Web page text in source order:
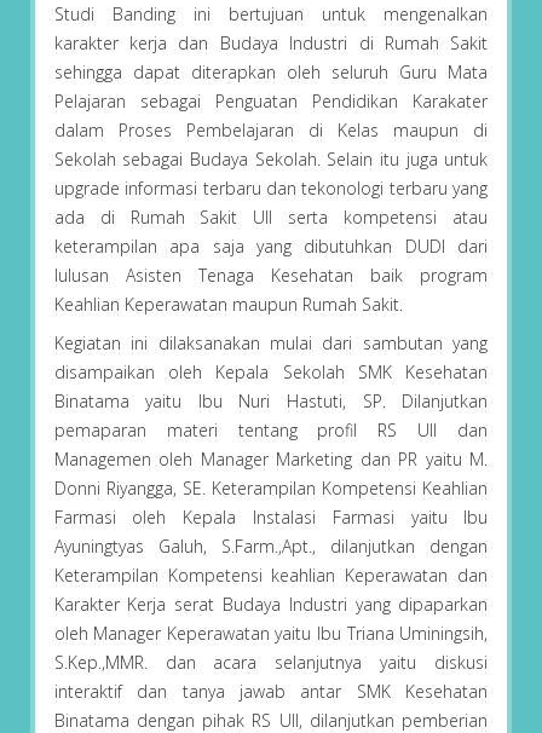
Studi Banding ini bertujuan untuk mengenalkan
karakter kerja dan Budaya Industri di Rumah Sakit
sehingga dapat diterapkan oleh seluruh Guru Mata
Pelajaran sebagai Penguatan Pendidikan Karakater
dalam Proses Pembelajaran di Kelas maupun di
Sekolah sebagai Budaya Sekolah. Selain itu juga untuk
upgrade informasi terbaru dan tekonologi terbaru yang
ada di Rumah Sakit UII serta kompetensi atau
keterampilan apa saja yang dibutuhkan DUDI dari
lulusan Asisten Tenaga Kesehatan baik program
Keahlian Keperawatan maupun Rumah Sakit.
Kegiatan ini dilaksanakan mulai dari sambutan yang
disampaikan oleh Kepala Sekolah SMK Kesehatan
Binatama yaitu Ibu Nuri Hastuti, SP. Dilanjutkan
pemaparan materi tentang profil RS UII dan
Managemen oleh Manager Marketing dan PR yaitu M.
Donni Riyangga, SE. Keterampilan Kompetensi Keahlian
Farmasi oleh Kepala Instalasi Farmasi yaitu Ibu
Ayuningtyas Galuh, S.Farm.,Apt., dilanjutkan dengan
Keterampilan Kompetensi keahlian Keperawatan dan
Karakter Kerja serat Budaya Industri yang dipaparkan
oleh Manager Keperawatan yaitu Ibu Triana Uminingsih,
S.Kep.,MMR. dan acara selanjutnya yaitu diskusi
interaktif dan tanya jawab antar SMK Kesehatan
Binatama dengan pihak RS UII, dilanjutkan pemberian